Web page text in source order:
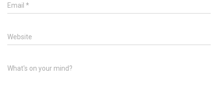
Email *
Website
What's on your mind?